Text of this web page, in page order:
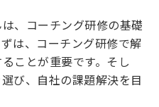
、コーチング研修の基礎
は、コーチング研修で解
ことが重要です。そし
び、自社の課題解決を目